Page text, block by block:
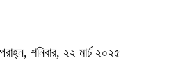
শনিবার, ২২ মার্চ ২০২৫